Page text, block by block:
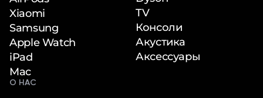
Xiaomi
Samsung
Apple Watch
iPad
Mac
TV
Консоли
Акустика
Аксессуары
О НАС